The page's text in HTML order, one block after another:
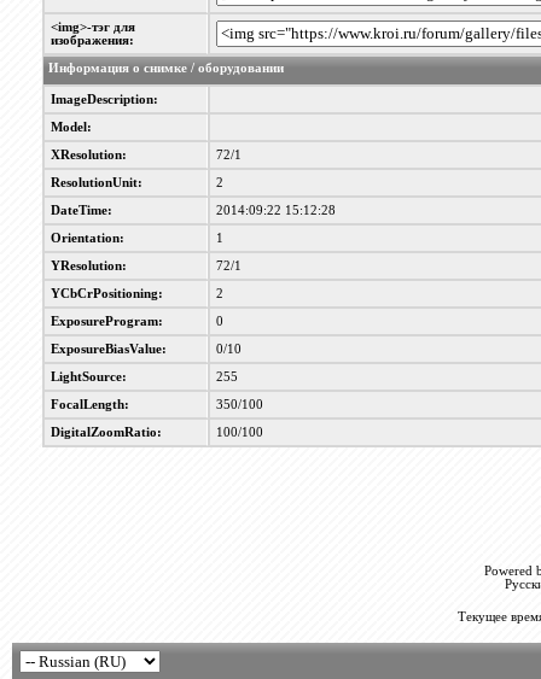
<img>-тэг для
изображения:
Информация о снимке / оборудовании
ImageDescription:
Model:
XResolution: 72/1
ResolutionUnit: 2
DateTime: 2014:09:22 15:12:28
Orientation: 1
YResolution: 72/1
YCbCrPositioning: 2
ExposureProgram: 0
ExposureBiasValue: 0/10
LightSource: 255
FocalLength: 350/100
DigitalZoomRatio: 100/100
Powered
Текущее